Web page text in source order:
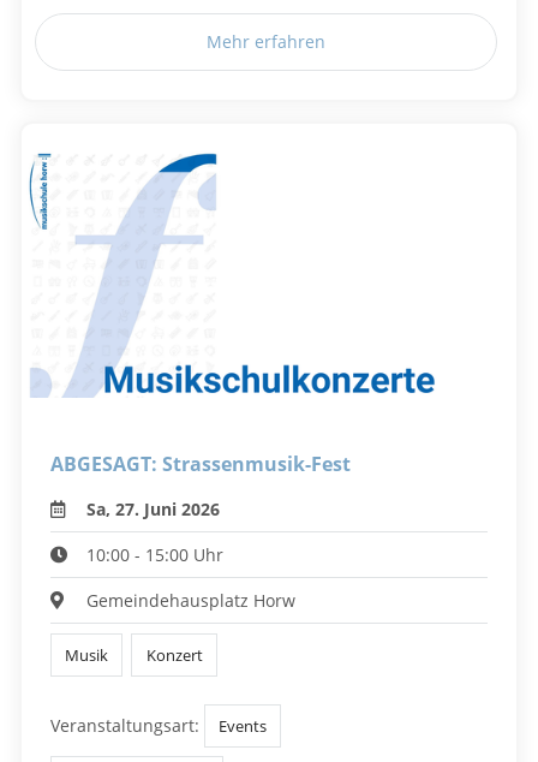
Mehr erfahren
ABGESAGT: Strassenmusik-Fest
Sa, 27. Juni 2026
10:00 - 15:00 Uhr
Gemeindehausplatz Horw
Musik Konzert
Veranstaltungsart: Events